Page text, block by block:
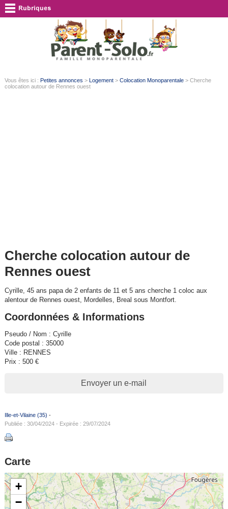
Vous êtes ici : Petites annonces > Logement> Colocation Monoparentale> Cherche
colocation autour de Rennes ouest
Cherche colocation autour de
Rennes ouest
Cyrille, 45 ans papa de 2 enfants de 11 et 5 ans cherche 1 coloc aux
alentour de Rennes ouest, Mordelles, Breal sous Montfort.
Coordonnées & Informations
Pseudo / Nom : Cyrille
Code postal : 35000
Ville : RENNES
Prix : 500 €
Envoyer un e-mail
Ille-et-Vilaine (35) -
Publiée : 30/04/2024 - Expirée : 29/07/2024
Carte
+
−